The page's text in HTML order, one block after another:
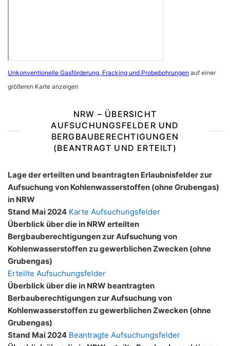
Unkonventionelle Gasförderung, Fracking und Probebohrungen auf einer
größeren Karte anzeigen
NRW – ÜBERSICHT
AUFSUCHUNGSFELDER UND
BERGBAUBERECHTIGUNGEN
(BEANTRAGT UND ERTEILT)
Lage der erteilten und beantragten Erlaubnisfelder zur
Aufsuchung von Kohlenwasserstoffen (ohne Grubengas)
in NRW
Stand Mai 2024 Karte Aufsuchungsfelder
Überblick über die in NRW erteilten
Bergbauberechtigungen zur Aufsuchung von
Kohlenwasserstoffen zu gewerblichen Zwecken (ohne
Grubengas)
Erteilte Aufsuchungsfelder
Überblick über die in NRW beantragten
Berbauberechtigungen zur Aufsuchung von
Kohlenwasserstoffen zu gewerblichen Zwecken (ohne
Grubengas)
Stand Mai 2024 Beantragte Aufsuchungsfelder